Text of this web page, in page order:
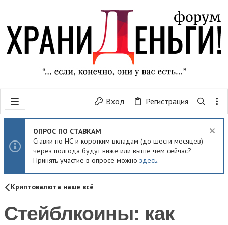
Вход Регистрация
ОПРОС ПО СТАВКАМ
Ставки по НС и коротким вкладам (до шести месяцев)
через полгода будут ниже или выше чем сейчас?
Принять участие в опросе можно здесь.
Криптовалюта наше всё
Стейблкоины: как